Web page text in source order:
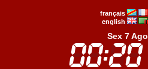
français
english
Sex 7 Ago